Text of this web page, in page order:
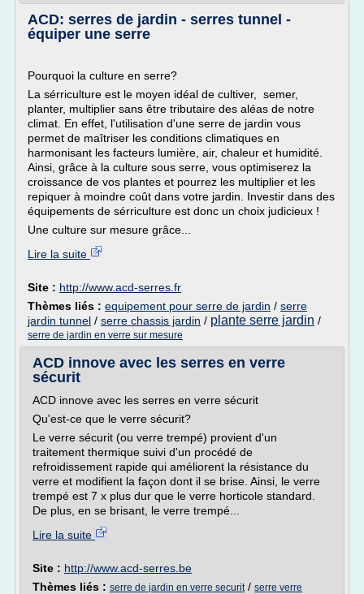
ACD: serres de jardin - serres tunnel -
équiper une serre
Pourquoi la culture en serre?
La sérriculture est le moyen idéal de cultiver, semer,
planter, multiplier sans être tributaire des aléas de notre
climat. En effet, l'utilisation d'une serre de jardin vous
permet de maîtriser les conditions climatiques en
harmonisant les facteurs lumière, air, chaleur et humidité.
Ainsi, grâce à la culture sous serre, vous optimiserez la
croissance de vos plantes et pourrez les multiplier et les
repiquer à moindre coût dans votre jardin. Investir dans des
équipements de sérriculture est donc un choix judicieux !
Une culture sur mesure grâce...
Lire la suite
Site : http://www.acd-serres.fr
Thèmes liés : equipement pour serre de jardin / serre
jardin tunnel / serre chassis jardin / plante serre jardin /
serre de jardin en verre sur mesure
ACD innove avec les serres en verre
sécurit
ACD innove avec les serres en verre sécurit
Qu'est-ce que le verre sécurit?
Le verre sécurit (ou verre trempé) provient d'un
traitement thermique suivi d'un procédé de
refroidissement rapide qui améliorent la résistance du
verre et modifient la façon dont il se brise. Ainsi, le verre
trempé est 7 x plus dur que le verre horticole standard.
De plus, en se brisant, le verre trempé...
Lire la suite
Site : http://www.acd-serres.be
Thèmes liés : serre de jardin en verre securit/ serre verre